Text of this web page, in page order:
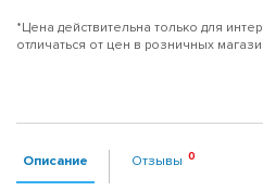
*Цена действительна только для
отличаться от цен в розничных
Описание Отзывы